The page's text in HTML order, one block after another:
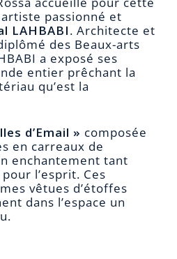
passionné et
LAHBABI. Architecte et
des Beaux-arts
a exposé ses
entier prêchant la
qu’est la
d’Email » composée
en carreaux de
enchantement tant
l’esprit. Ces
vêtues d’étoffes
dans l’espace un